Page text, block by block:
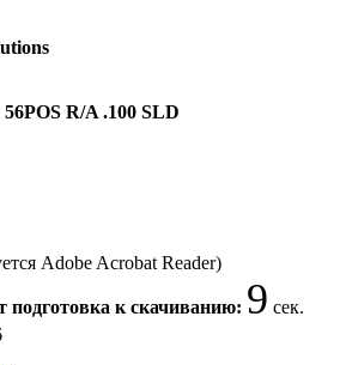
R/A .100 SLD
Adobe Acrobat Reader)
подготовка к скачиванию: 9 сек.